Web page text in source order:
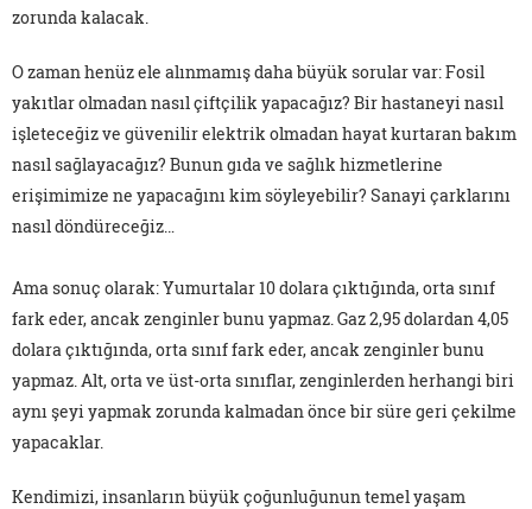
zorunda kalacak.
O zaman henüz ele alınmamış daha büyük sorular var: Fosil
yakıtlar olmadan nasıl çiftçilik yapacağız? Bir hastaneyi nasıl
işleteceğiz ve güvenilir elektrik olmadan hayat kurtaran bakım
nasıl sağlayacağız? Bunun gıda ve sağlık hizmetlerine
erişimimize ne yapacağını kim söyleyebilir? Sanayi çarklarını
nasıl döndüreceğiz…
Ama sonuç olarak: Yumurtalar 10 dolara çıktığında, orta sınıf
fark eder, ancak zenginler bunu yapmaz. Gaz 2,95 dolardan 4,05
dolara çıktığında, orta sınıf fark eder, ancak zenginler bunu
yapmaz. Alt, orta ve üst-orta sınıflar, zenginlerden herhangi biri
aynı şeyi yapmak zorunda kalmadan önce bir süre geri çekilme
yapacaklar.
Kendimizi, insanların büyük çoğunluğunun temel yaşam